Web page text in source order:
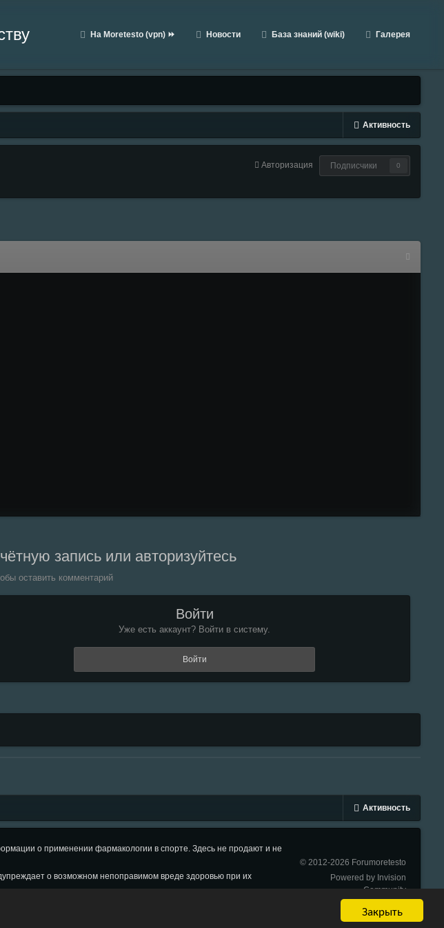
Закрыть
На Moretesto (vpn) ⏩ Новости База знаний (wiki) Галерея
Активность
Авторизация Подписчики 0
запись или авторизуйтесь
оставить комментарий
Войти
Уже есть аккаунт? Войти в систему.
Войти
Активность
о применении фармакологии в спорте. Здесь не продают и не
о возможном непоправимом вреде здоровью при их
© 2012-2026 Forumoretesto
Powered by Invision
Community